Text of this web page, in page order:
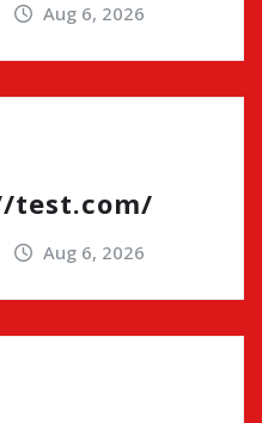
Aug 6, 2026
test.com/
Aug 6, 2026